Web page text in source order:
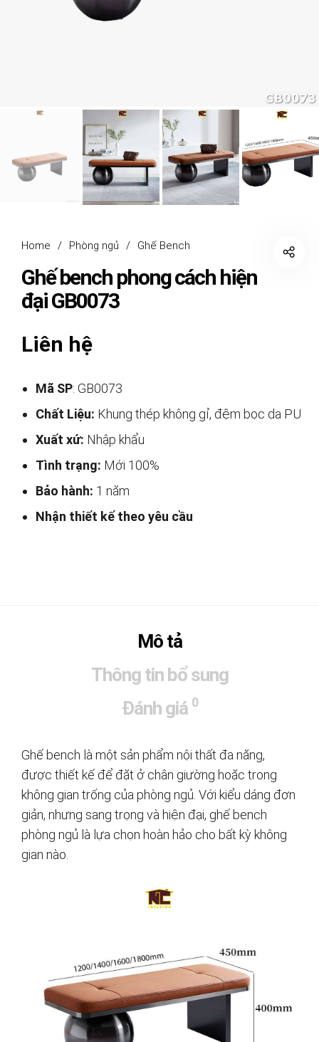
Home / Phòng ngủ / Ghế Bench
Ghế bench phong cách hiện
đại GB0073
Liên hệ
Mã SP: GB0073
Chất Liệu: Khung thép không gỉ, đệm bọc da PU
Xuất xứ: Nhập khẩu
Tình trạng: Mới 100%
Bảo hành: 1 năm
Nhận thiết kế theo yêu cầu
Mô tả
Thông tin bổ sung
Đánh giá 0
Ghế bench là một sản phẩm nội thất đa năng,
được thiết kế để đặt ở chân giường hoặc trong
không gian trống của phòng ngủ. Với kiểu dáng đơn
giản, nhưng sang trọng và hiện đại, ghế bench
phòng ngủ là lựa chọn hoàn hảo cho bất kỳ không
gian nào.